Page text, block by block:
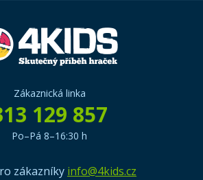
Zákaznická linka
129 857
Po–Pá 8–16:30 h
zákazníky info@4kids.cz